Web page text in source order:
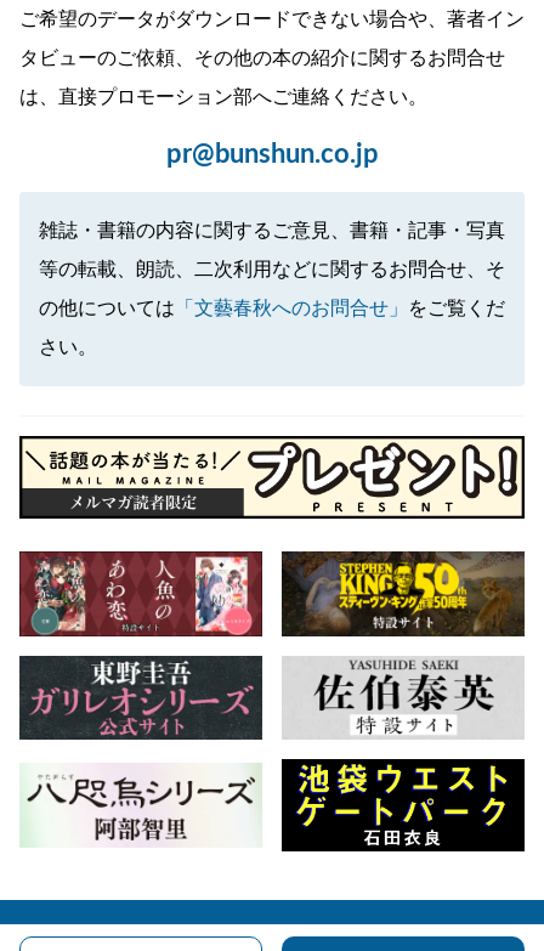
ご希望のデータがダウンロードできない場合や、著者イン
タビューのご依頼、その他の本の紹介に関するお問合せ
は、直接プロモーション部へご連絡ください。
pr@bunshun.co.jp
雑誌・書籍の内容に関するご意見、書籍・記事・写真
等の転載、朗読、二次利用などに関するお問合せ、そ
の他については 「文藝春秋へのお問合せ」
をご覧くだ
さい。
会社概要 自費出版のご案内 お問合せ